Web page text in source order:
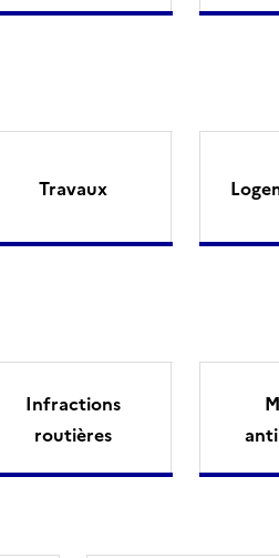
Travaux
Infractions
routières